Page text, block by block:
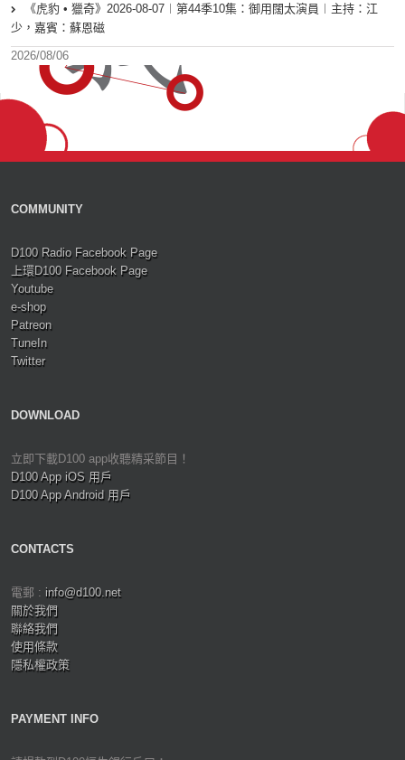
《虎豹 • 獵奇》2026-08-07︱第44季10集：御用闊太演員︱主持：江
少，嘉賓：蘇恩磁
2026/08/06
COMMUNITY
D100 Radio Facebook Page
上環D100 Facebook Page
Youtube
e-shop
Patreon
TuneIn
Twitter
DOWNLOAD
立即下載D100 app收聽精采節目！
D100 App iOS 用戶
D100 App Android 用戶
CONTACTS
電郵 : info@d100.net
關於我們
聯絡我們
使用條款
隱私權政策
PAYMENT INFO